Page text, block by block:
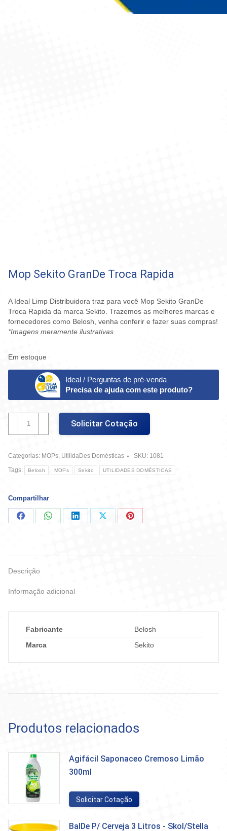
Mop Sekito GranDe Troca Rapida
A Ideal Limp Distribuidora traz para você Mop Sekito GranDe
Troca Rapida da marca Sekito. Trazemos as melhores marcas e
fornecedores como Belosh, venha conferir e fazer suas compras!
*Imagens meramente ilustrativas
Em estoque
Ideal / Perguntas de pré-venda
Precisa de ajuda com este produto?
GranDe
Rapida
quantidade
Solicitar Cotação
Categorias: MOPs, UtilidaDes Domésticas SKU: 1081
Tags:
Belosh MOPs Sekito UTILIDADES DOMÉSTICAS
Compartilhar
CompartilharCompartilharCompartilharCompartilharCompartilhar
Descrição
Informação adicional
Fabricante
Belosh
Marca
Sekito
Produtos relacionados
Agifácil Saponaceo Cremoso Limão
300ml
Solicitar Cotação
BalDe P/ Cerveja 3 Litros - Skol/Stella